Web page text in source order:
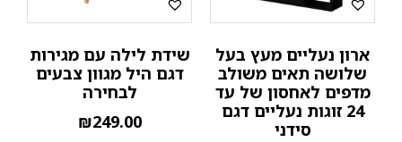
ארון נעליים מעץ בעל
שלושה תאים משולב
מדפים לאחסון של עד
24 זוגות נעליים דגם
סידני
שידת לילה עם מגירות
דגם היל מגוון צבעים
לבחירה
₪249.00